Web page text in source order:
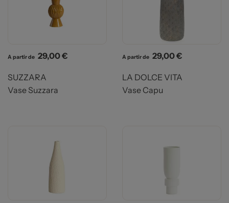
A partir de Prix
29,00 €
SUZZARA
Vase Suzzara
A partir de Prix
29,00 €
LA DOLCE VITA
Vase Capu